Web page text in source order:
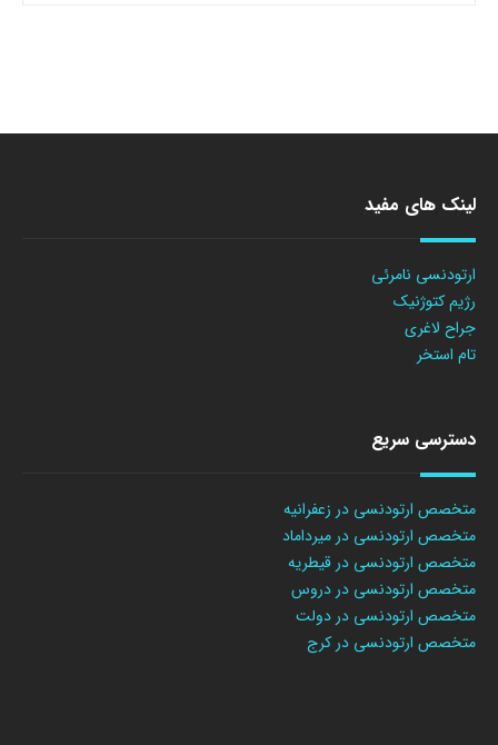
لینک های مفید
ارتودنسی نامرئی
رژیم کتوژنیک
جراح لاغری
تام استخر
دسترسی سریع
متخصص ارتودنسی در زعفرانیه
متخصص ارتودنسی در میرداماد
متخصص ارتودنسی در قیطریه
متخصص ارتودنسی در دروس
متخصص ارتودنسی در دولت
متخصص ارتودنسی در کرج